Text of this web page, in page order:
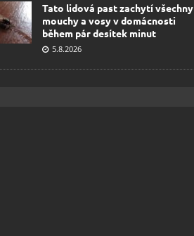
Tato lidová past zachytí všechny
mouchy a vosy v domácnosti
během pár desítek minut
5.8.2026